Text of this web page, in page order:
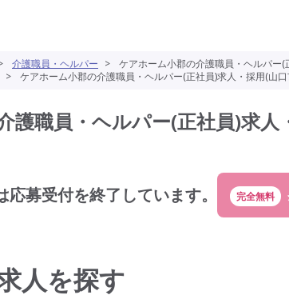
介護職員・ヘルパー >
ケアホーム小郡の介護職員・ヘルパー
> ケアホーム小郡の介護職員・ヘルパー(正社員)求人・採用(山
護職員・ヘルパー(正社員)求人
応募受付を終了しています。 完全無料
人を探す